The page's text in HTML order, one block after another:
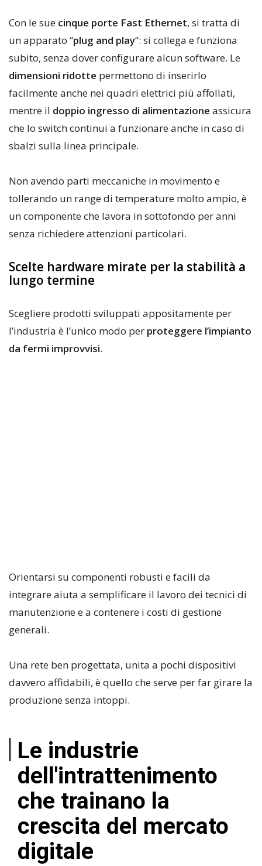
Con le sue cinque porte Fast Ethernet, si tratta di
un apparato “plug and play“: si collega e funziona
subito, senza dover configurare alcun software. Le
dimensioni ridotte permettono di inserirlo
facilmente anche nei quadri elettrici più affollati,
mentre il doppio ingresso di alimentazione assicura
che lo switch continui a funzionare anche in caso di
sbalzi sulla linea principale.
Non avendo parti meccaniche in movimento e
tollerando un range di temperature molto ampio, è
un componente che lavora in sottofondo per anni
senza richiedere attenzioni particolari.
Scelte hardware mirate per la stabilità a
lungo termine
Scegliere prodotti sviluppati appositamente per
l’industria è l’unico modo per proteggere l’impianto
da fermi improvvisi.
Orientarsi su componenti robusti e facili da
integrare aiuta a semplificare il lavoro dei tecnici di
manutenzione e a contenere i costi di gestione
generali.
Una rete ben progettata, unita a pochi dispositivi
davvero affidabili, è quello che serve per far girare la
produzione senza intoppi.
Le industrie
dell'intrattenimento
che trainano la
crescita del mercato
digitale